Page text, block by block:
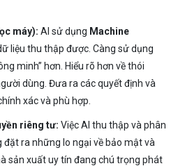
máy): AI sử dụng Machine
liệu thu thập được. Càng sử dụng
minh” hơn. Hiểu rõ hơn về thói
dùng. Đưa ra các quyết định và
xác và phù hợp.
riêng tư: Việc AI thu thập và phân
ra những lo ngại về bảo mật và
sản xuất uy tín đang chú trọng phát